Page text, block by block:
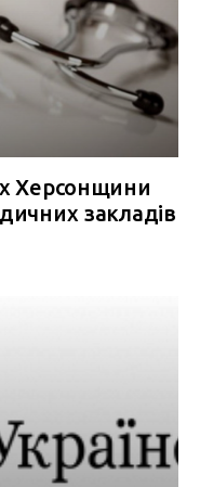
Херсонщини
закладів